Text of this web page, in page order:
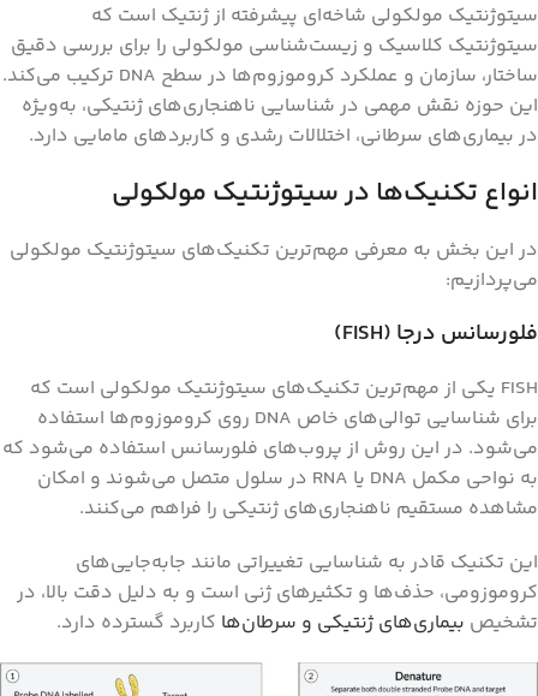
سیتوژنتیک مولکولی شاخه‌ای پیشرفته از ژنتیک است که
سیتوژنتیک کلاسیک و زیست‌شناسی مولکولی را برای بررسی دقیق
ساختار، سازمان و عملکرد کروموزوم‌ها در سطح DNA ترکیب می‌کند.
این حوزه نقش مهمی در شناسایی ناهنجاری‌های ژنتیکی، به‌ویژه
در بیماری‌های سرطانی، اختلالات رشدی و کاربردهای مامایی دارد.
انواع تکنیک‌ها در سیتوژنتیک مولکولی
در این بخش به معرفی مهم‌ترین تکنیک‌های سیتوژنتیک مولکولی
می‌پردازیم:
فلورسانس درجا (FISH)
FISH یکی از مهم‌ترین تکنیک‌های سیتوژنتیک مولکولی است که
برای شناسایی توالی‌های خاص DNA روی کروموزوم‌ها استفاده
می‌شود. در این روش از پروب‌های فلورسانس استفاده می‌شود که
به نواحی مکمل DNA یا RNA در سلول متصل می‌شوند و امکان
مشاهده مستقیم ناهنجاری‌های ژنتیکی را فراهم می‌کنند.
این تکنیک قادر به شناسایی تغییراتی مانند جابه‌جایی‌های
کروموزومی، حذف‌ها و تکثیرهای ژنی است و به دلیل دقت بالا، در
تشخیص بیماری‌های ژنتیکی و سرطان‌ها کاربرد گسترده دارد.